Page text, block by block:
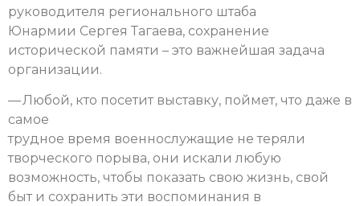
руководителя регионального штаба
Юнармии Сергея Тагаева, сохранение
исторической памяти – это важнейшая задача
организации.
— Любой, кто посетит выставку, поймет, что даже в
самое
трудное время военнослужащие не теряли
творческого порыва, они искали любую
возможность, чтобы показать свою жизнь, свой
быт и сохранить эти воспоминания в